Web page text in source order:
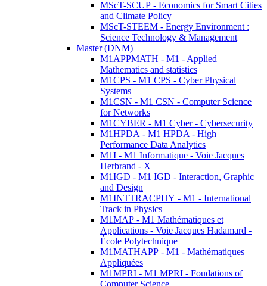
MScT-SCUP - Economics for Smart Cities
and Climate Policy
MScT-STEEM - Energy Environment :
Science Technology & Management
Master (DNM)
M1APPMATH - M1 - Applied
Mathematics and statistics
M1CPS - M1 CPS - Cyber Physical
Systems
M1CSN - M1 CSN - Computer Science
for Networks
M1CYBER - M1 Cyber - Cybersecurity
M1HPDA - M1 HPDA - High
Performance Data Analytics
M1I - M1 Informatique - Voie Jacques
Herbrand - X
M1IGD - M1 IGD - Interaction, Graphic
and Design
M1INTTRACPHY - M1 - International
Track in Physics
M1MAP - M1 Mathématiques et
Applications - Voie Jacques Hadamard -
École Polytechnique
M1MATHAPP - M1 - Mathématiques
Appliquées
M1MPRI - M1 MPRI - Foudations of
Computer Science